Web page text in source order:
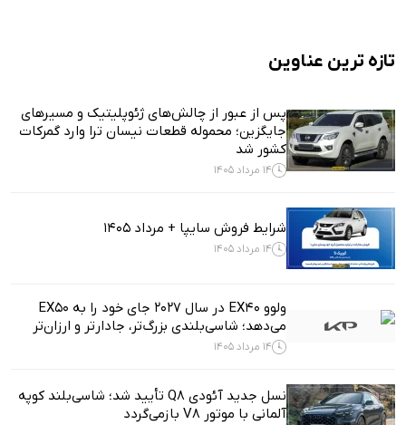
تازه ترین عناوین
پس از عبور از چالش‌های ژئوپلیتیک و مسیرهای
جایگزین؛ محموله قطعات نیسان ترا وارد گمرکات
کشور شد
14 مرداد 1405
شرایط فروش سایپا + مرداد 1405
14 مرداد 1405
ولوو EX40 در سال ۲۰۲۷ جای خود را به EX50
می‌دهد؛ شاسی‌بلندی بزرگ‌تر، جادارتر و ارزان‌تر
14 مرداد 1405
نسل جدید آئودی Q8 تأیید شد؛ شاسی‌بلند کوپه
آلمانی با موتور V8 بازمی‌گردد